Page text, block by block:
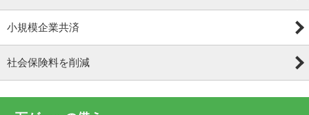
小規模企業共済
社会保険料を削減